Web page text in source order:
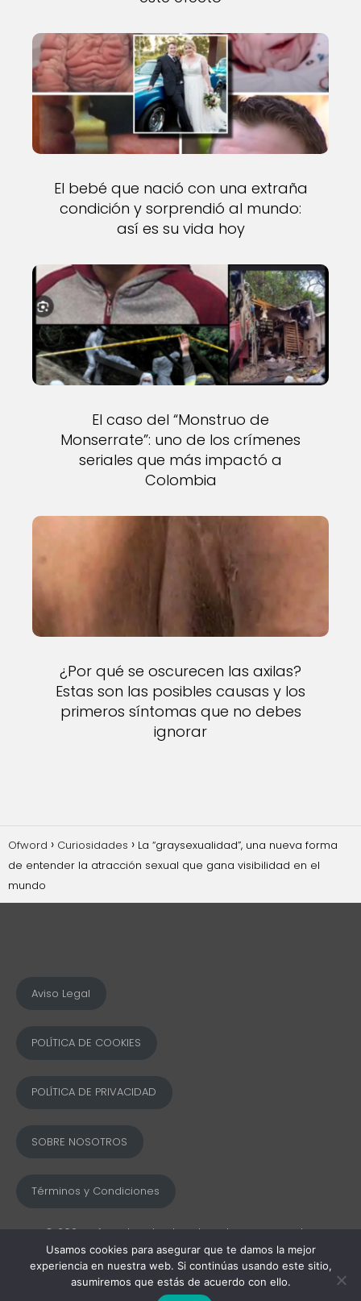
El bebé que nació con una extraña
condición y sorprendió al mundo:
así es su vida hoy
El caso del “Monstruo de
Monserrate”: uno de los crímenes
seriales que más impactó a
Colombia
¿Por qué se oscurecen las axilas?
Estas son las posibles causas y los
primeros síntomas que no debes
ignorar
Ofword Curiosidades
La “graysexualidad”, una nueva forma
de entender la atracción sexual que gana visibilidad en el
mundo
Aviso Legal
POLÍTICA DE COOKIES
POLÍTICA DE PRIVACIDAD
SOBRE NOSOTROS
Términos y Condiciones
© 2025 Ofword Todos los derechos reservados
Usamos cookies para asegurar que te damos la mejor
experiencia en nuestra web. Si continúas usando este sitio,
asumiremos que estás de acuerdo con ello.